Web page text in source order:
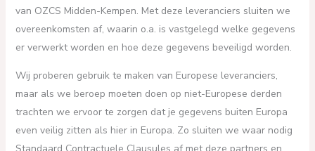
van OZCS Midden-Kempen. Met deze leveranciers sluiten we
overeenkomsten af, waarin o.a. is vastgelegd welke gegevens
er verwerkt worden en hoe deze gegevens beveiligd worden.
Wij proberen gebruik te maken van Europese leveranciers,
maar als we beroep moeten doen op niet-Europese derden
trachten we ervoor te zorgen dat je gegevens buiten Europa
even veilig zitten als hier in Europa. Zo sluiten we waar nodig